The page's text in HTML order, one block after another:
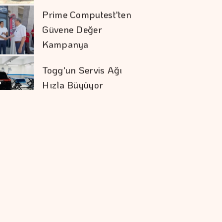
Togg'un Servis Ağı
Hızla Büyüyor
İstanbul Festivali'nde
Rap Ve Rock Aynı
Gecede Buluştu